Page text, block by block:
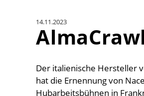
14.11.2023
Der italienische Hersteller
hat die Ernennung von
Hubarbeitsbühnen in